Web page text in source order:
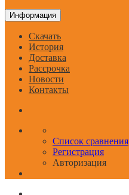
Информация
Скачать
История
Доставка
Рассрочка
Новости
Контакты
Список сравнения
Регистрация
Авторизация